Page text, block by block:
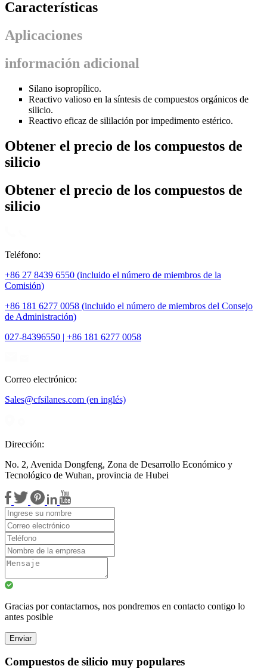
Características
Aplicaciones
información adicional
Silano isopropílico.
Reactivo valioso en la síntesis de compuestos orgánicos de
silicio.
Reactivo eficaz de sililación por impedimento estérico.
Obtener el precio de los compuestos de
silicio
Obtener el precio de los compuestos de
silicio
Teléfono:
+86 27 8439 6550 (incluido el número de miembros de la
Comisión)
+86 181 6277 0058 (incluido el número de miembros del Consejo
de Administración)
027-84396550 | +86 181 6277 0058
Correo electrónico:
Sales@cfsilanes.com (en inglés)
Dirección:
No. 2, Avenida Dongfeng, Zona de Desarrollo Económico y
Tecnológico de Wuhan, provincia de Hubei
Gracias por contactarnos, nos pondremos en contacto contigo lo
antes posible
Enviar
Compuestos de silicio muy populares